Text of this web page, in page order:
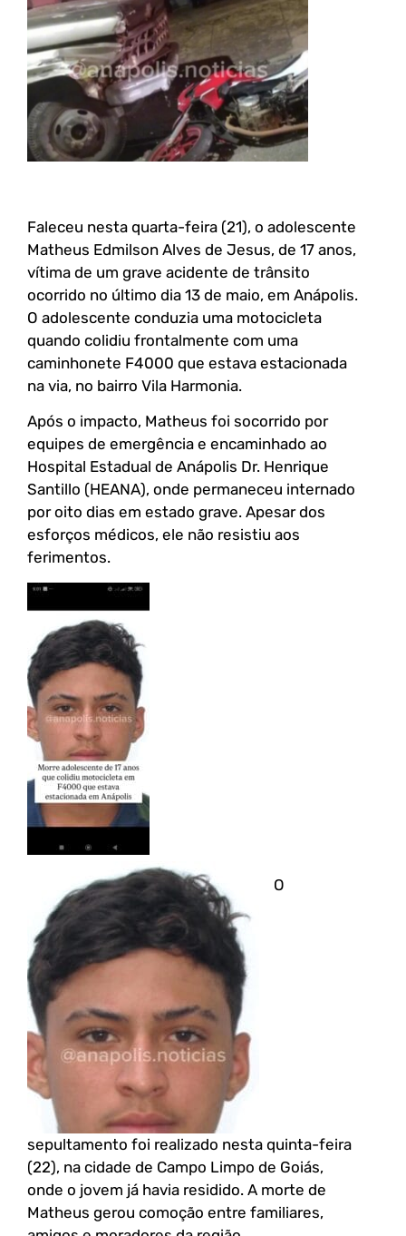
Faleceu nesta quarta-feira (21), o adolescente
Matheus Edmilson Alves de Jesus, de 17 anos,
vítima de um grave acidente de trânsito
ocorrido no último dia 13 de maio, em Anápolis.
O adolescente conduzia uma motocicleta
quando colidiu frontalmente com uma
caminhonete F4000 que estava estacionada
na via, no bairro Vila Harmonia.
Após o impacto, Matheus foi socorrido por
equipes de emergência e encaminhado ao
Hospital Estadual de Anápolis Dr. Henrique
Santillo (HEANA), onde permaneceu internado
por oito dias em estado grave. Apesar dos
esforços médicos, ele não resistiu aos
ferimentos.
O
sepultamento foi realizado nesta quinta-feira
(22), na cidade de Campo Limpo de Goiás,
onde o jovem já havia residido. A morte de
Matheus gerou comoção entre familiares,